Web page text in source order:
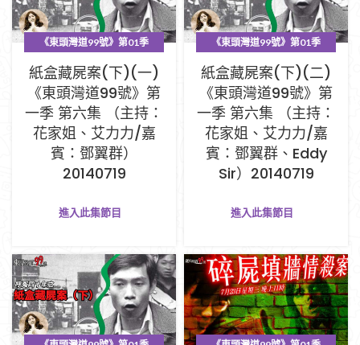
《東頭灣道99號》第01季
PART A (1-33集)
紙盒藏屍案(下)(一)
《東頭灣道99號》第
一季 第六集 （主持：
花家姐、艾力力/嘉
賓：鄧翼群）
20140719
進入此集節目
《東頭灣道99號》第01季
PART A (1-33集)
紙盒藏屍案(下)(二)
《東頭灣道99號》第
一季 第六集 （主持：
花家姐、艾力力/嘉
賓：鄧翼群、Eddy
Sir）20140719
進入此集節目